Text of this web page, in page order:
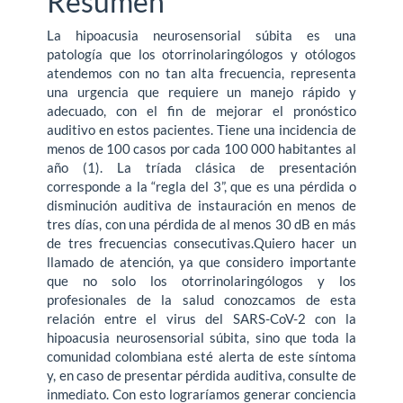
artículo
La hipoacusia neurosensorial súbita es una
patología que los otorrinolaringólogos y otólogos
atendemos con no tan alta frecuencia, representa
una urgencia que requiere un manejo rápido y
adecuado, con el fin de mejorar el pronóstico
auditivo en estos pacientes. Tiene una incidencia de
menos de 100 casos por cada 100 000 habitantes al
año (1). La tríada clásica de presentación
corresponde a la “regla del 3”, que es una pérdida o
disminución auditiva de instauración en menos de
tres días, con una pérdida de al menos 30 dB en más
de tres frecuencias consecutivas.Quiero hacer un
llamado de atención, ya que considero importante
que no solo los otorrinolaringólogos y los
profesionales de la salud conozcamos de esta
relación entre el virus del SARS-CoV-2 con la
hipoacusia neurosensorial súbita, sino que toda la
comunidad colombiana esté alerta de este síntoma
y, en caso de presentar pérdida auditiva, consulte de
inmediato. Con esto lograríamos generar conciencia